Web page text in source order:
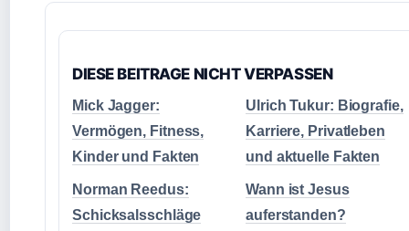
DIESE BEITRAGE NICHT VERPASSEN
Mick Jagger:
Vermögen, Fitness,
Kinder und Fakten
Ulrich Tukur: Biografie,
Karriere, Privatleben
und aktuelle Fakten
Norman Reedus:
Schicksalsschläge
Wann ist Jesus
auferstanden?